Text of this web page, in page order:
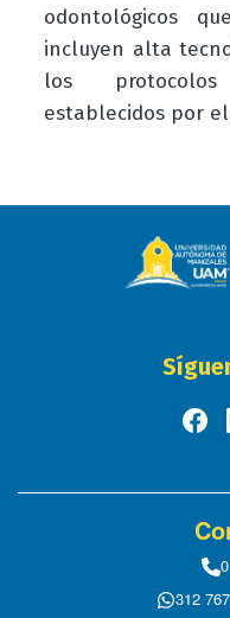
odontológicos
incluyen alta
los
establecidos por
312